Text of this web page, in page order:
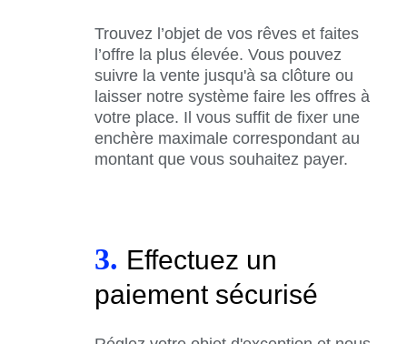
Trouvez l’objet de vos rêves et faites
l’offre la plus élevée. Vous pouvez
suivre la vente jusqu'à sa clôture ou
laisser notre système faire les offres à
votre place. Il vous suffit de fixer une
enchère maximale correspondant au
montant que vous souhaitez payer.
3. Effectuez un
paiement sécurisé